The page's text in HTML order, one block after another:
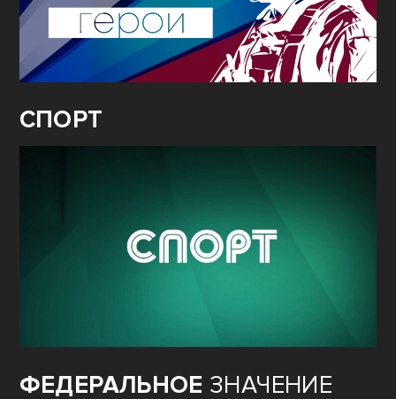
СПОРТ
ФЕДЕРАЛЬНОЕ ЗНАЧЕНИЕ